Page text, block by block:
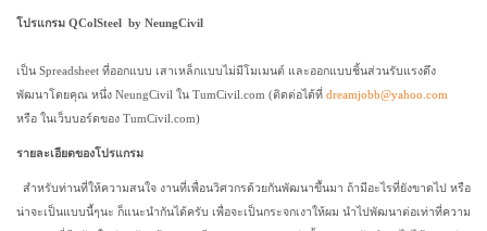
โปรแกรม QColSteel by NeungCivil
เป็น Spreadsheet ที่ออกแบบ เสาเหล็กแบบไม่มีโมเมนต์ และออกแบบชิ้นส่วนรับแรงดึง
พัฒนาโดยคุณ หนึ่ง NeungCivil ใน TumCivil.com (ติดต่อได้ที่ dreamjobb@yahoo.com
หรือ ในเว็บบอร์ดของ TumCivil.com)
รายละเอียดของโปรแกรม
สำหรับท่านที่ให้ความสนใจ งานที่เพื่อนวิศวกรด้วยกันพัฒนาขึ้นมา ถ้ามีอะไรที่ยังขาดไป หรือ
น่าจะเป็นแบบนี้ๆนะ ก็แนะนำกันได้ครับ เพื่อจะเป็นกระจกเงาให้ผม นำไปพัฒนาต่อเท่าที่ความ